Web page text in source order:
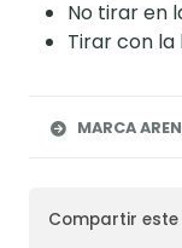
No tirar en
Tirar con la
MARCA
Compartir